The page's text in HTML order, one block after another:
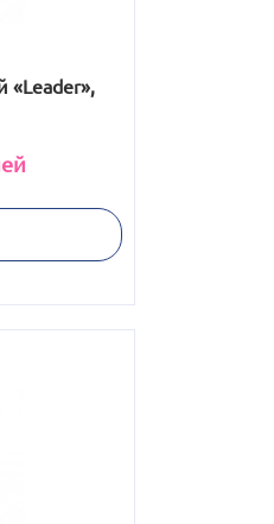
«Leader»,